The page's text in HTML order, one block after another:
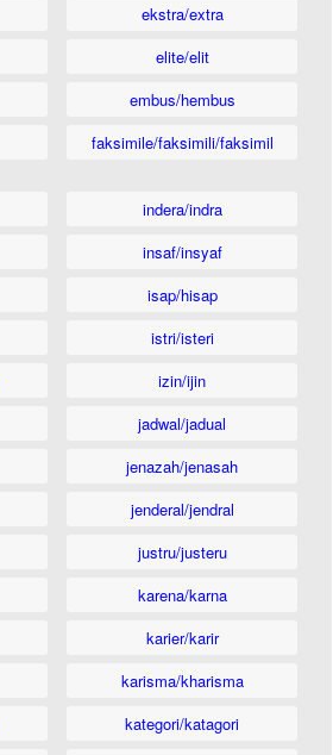
ekstra/extra
elite/elit
embus/hembus
faksimile/faksimili/faksimil
indera/indra
insaf/insyaf
isap/hisap
istri/isteri
izin/ijin
jadwal/jadual
jenazah/jenasah
jenderal/jendral
justru/justeru
karena/karna
karier/karir
karisma/kharisma
kategori/katagori